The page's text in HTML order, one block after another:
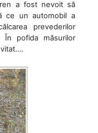
a fost nevoit să
ce un automobil a
prevederilor
În pofida măsurilor